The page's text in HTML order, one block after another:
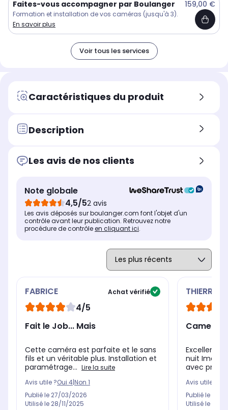
Faites-vous accompagner par Boulanger 159,00 €
Formation et installation de vos caméras (jusqu'à 3).
En savoir plus
Voir tous les services
Caractéristiques du produit
Description
Les avis de nos clients
Note globale
4,5/52 avis
Les avis déposés sur boulanger.com font l'objet d'un
contrôle avant leur publication. Retrouvez notre
procédure de contrôleen cliquant ici.
FABRICE Achat vérifié
4/5
Fait le Job... Mais
Cette caméra est parfaite et le sans
fils et un véritable plus. Installation et
paramétrage... Lire la suite
Avis utile ?Oui 4Non 1
Publié le 27/03/2026
Utilisé le 28/11/2025
THIERRY
Camera
Excellente
nuit Image
avec
Avis utile ?
Publié le
Utilisé le